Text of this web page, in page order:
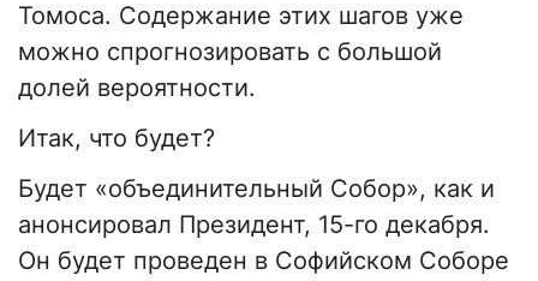
Томоса. Содержание этих шагов уже
можно спрогнозировать с большой
долей вероятности.
Итак, что будет?
Будет «объединительный Собор», как и
анонсировал Президент, 15-го декабря.
Он будет проведен в Софийском Соборе